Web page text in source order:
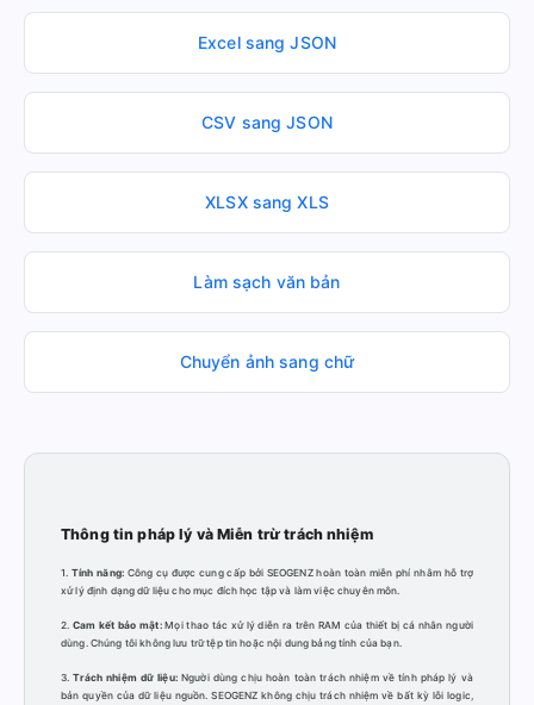
Excel sang JSON
CSV sang JSON
XLSX sang XLS
Làm sạch văn bản
Chuyển ảnh sang chữ
Thông tin pháp lý và Miễn trừ trách nhiệm
1. Tính năng:Công cụ được cung cấp bởi SEOGENZ hoàn toàn miễn phí nhằm hỗ trợ
xử lý định dạng dữ liệu cho mục đích học tập và làm việc chuyên môn.
2. Cam kết bảo mật:Mọi thao tác xử lý diễn ra trên RAM của thiết bị cá nhân người
dùng. Chúng tôi không lưu trữ tệp tin hoặc nội dung bảng tính của bạn.
3.Trách nhiệm dữ liệu:Người dùng chịu hoàn toàn trách nhiệm về tính pháp lý và
bản quyền của dữ liệu nguồn. SEOGENZ không chịu trách nhiệm về bất kỳ lỗi logic,